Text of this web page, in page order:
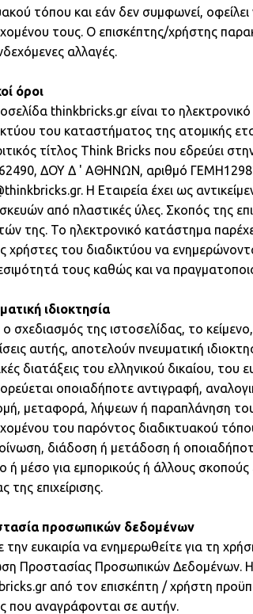
τόπου και εάν δεν συμφωνεί,
τους. Ο επισκέπτης/χρήστης
αλλαγές.
όροι
thinkbricks.gr είναι το
του καταστήματος της ατομικής
τίτλος Think Bricks που εδρεύει
ΔΟΥ Δ ' ΑΘΗΝΩΝ, αριθμό
Η Εταιρεία έχει ως
από πλαστικές ύλες. Σκοπός της
της. Το ηλεκτρονικό κατάστημα
χρήστες του διαδικτύου να
τους καθώς και να
ιδιοκτησία
σχεδιασμός της ιστοσελίδας, το
αυτής, αποτελούν πνευματική
διατάξεις του ελληνικού δικαίου,
οποιαδήποτε αντιγραφή,
μεταφορά, λήψεων ή παραπλάνηση
του παρόντος διαδικτυακού
διάδοση ή μετάδοση ή
ή μέσο για εμπορικούς ή άλλους
της επιχείρισης.
προσωπικών δεδομένων
την ευκαιρία να ενημερωθείτε για τη
Προστασίας Προσωπικών Δεδομένων.
από τον επισκέπτη / χρήστη
που αναγράφονται σε αυτήν.